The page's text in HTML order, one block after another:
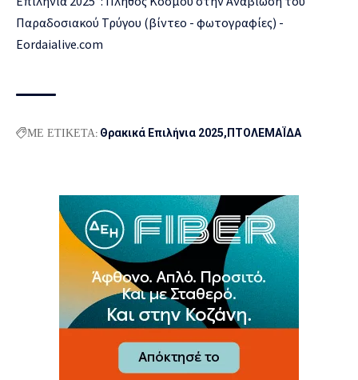
ΜΕ ΕΤΙΚΕΤΑ: Θρακικά Επιλήνια 2025 ΠΤΟΛΕΜΑΪΔΑ